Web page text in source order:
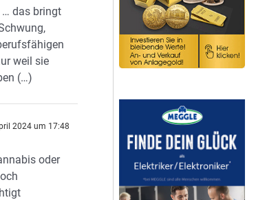
das bringt
weil sie
(…)
2024 um 17:48
oder